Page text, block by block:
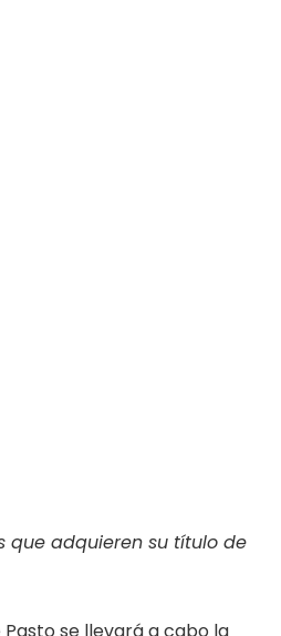
que adquieren su título de